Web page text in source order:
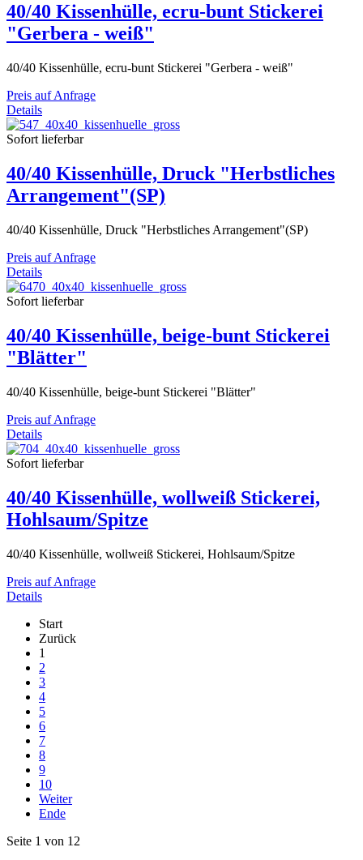
40/40 Kissenhülle, ecru-bunt Stickerei
"Gerbera - weiß"
40/40 Kissenhülle, ecru-bunt Stickerei "Gerbera - weiß"
Preis auf Anfrage
Details
Sofort lieferbar
40/40 Kissenhülle, Druck "Herbstliches
Arrangement"(SP)
40/40 Kissenhülle, Druck "Herbstliches Arrangement"(SP)
Preis auf Anfrage
Details
Sofort lieferbar
40/40 Kissenhülle, beige-bunt Stickerei
"Blätter"
40/40 Kissenhülle, beige-bunt Stickerei "Blätter"
Preis auf Anfrage
Details
Sofort lieferbar
40/40 Kissenhülle, wollweiß Stickerei,
Hohlsaum/Spitze
40/40 Kissenhülle, wollweiß Stickerei, Hohlsaum/Spitze
Preis auf Anfrage
Details
Start
Zurück
1
2
3
4
5
6
7
8
9
10
Weiter
Ende
Seite 1 von 12